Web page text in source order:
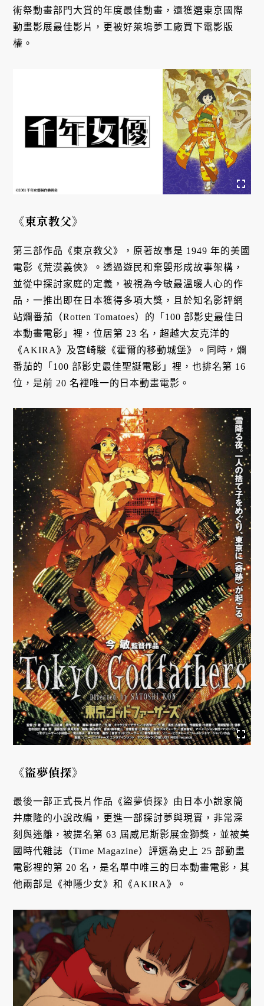
術祭動畫部門大賞的年度最佳動畫，還獲選東京國際
動畫影展最佳影片，更被好萊塢夢工廠買下電影版
權。
《東京教父》
第三部作品《東京教父》，原著故事是 1949 年的美國
電影《荒漠義俠》。透過遊民和棄嬰形成故事架構，
並從中探討家庭的定義，被視為今敏最溫暖人心的作
品，一推出即在日本獲得多項大獎，且於知名影評網
站爛番茄（Rotten Tomatoes）的「100 部影史最佳日
本動畫電影」裡，位居第 23 名，超越大友克洋的
《AKIRA》及宮崎駿《霍爾的移動城堡》。同時，爛
番茄的「100 部影史最佳聖誕電影」裡，也排名第 16
位，是前 20 名裡唯一的日本動畫電影。
《盜夢偵探》
最後一部正式長片作品《盜夢偵探》由日本小說家簡
井康隆的小說改編，更進一部探討夢與現實，非常深
刻與迷離，被提名第 63 屆威尼斯影展金獅獎，並被美
國時代雜誌（Time Magazine）評選為史上 25 部動畫
電影裡的第 20 名，是名單中唯三的日本動畫電影，其
他兩部是《神隱少女》和《AKIRA》。